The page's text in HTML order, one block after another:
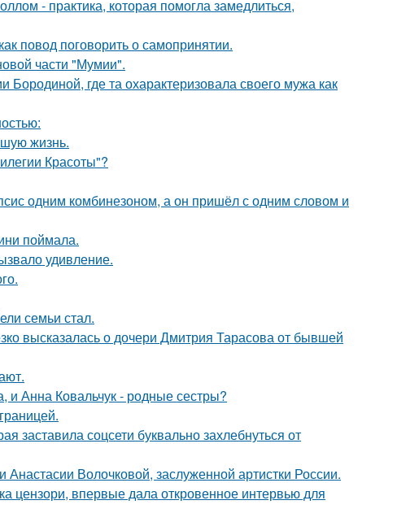
- практика, которая помогла замедлиться,
повод поговорить о самопринятии.
части "Мумии".
где та охарактеризовала своего мужа как
жизнь.
Красоты"?
одним комбинезоном, а он пришёл с одним словом и
поймала.
удивление.
семьи стал.
высказалась о дочери Дмитрия Тарасова от бывшей
и Анна Ковальчук - родные сестры?
заставила соцсети буквально захлебнуться от
Волочковой, заслуженной артистки России.
цензори, впервые дала откровенное интервью для